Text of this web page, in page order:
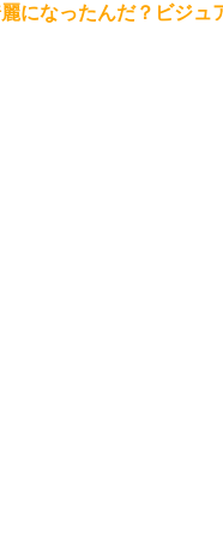
になったんだ？ビジュ